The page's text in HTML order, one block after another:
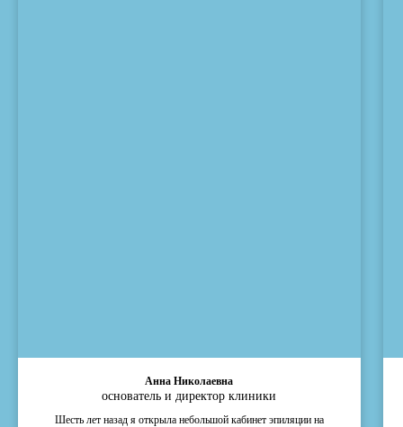
Анна Николаевна
основатель и директор клиники
Шесть лет назад я открыла небольшой кабинет эпиляции на